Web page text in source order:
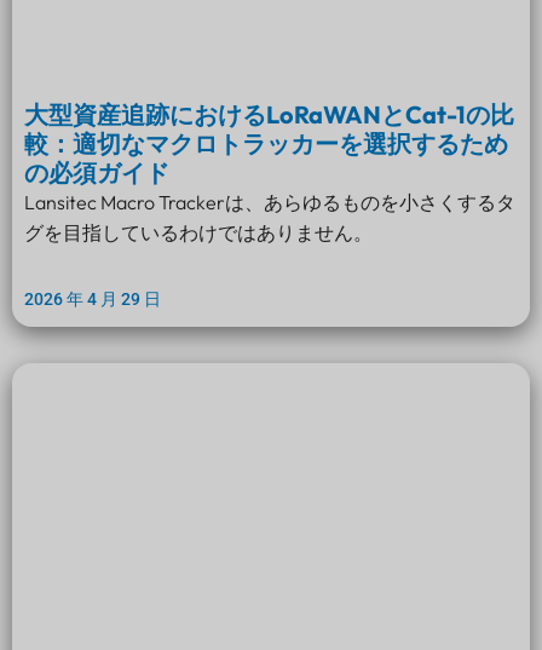
大型資産追跡におけるLoRaWANとCat-1の比
較：適切なマクロトラッカーを選択するため
の必須ガイド
Lansitec Macro Trackerは、あらゆるものを小さくするタ
グを目指しているわけではありません。
2026 年 4 月 29 日